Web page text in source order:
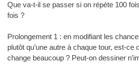
Que va-t-il se passer si on répète 100
fois ?
Prolongement 1 : en modifiant les
plutôt qu’une autre à chaque tour, est-ce
change beaucoup ? Peut-on dessiner